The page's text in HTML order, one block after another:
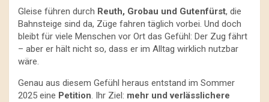
Gleise führen durch Reuth, Grobau und Gutenfürst, die
Bahnsteige sind da, Züge fahren täglich vorbei. Und doch
bleibt für viele Menschen vor Ort das Gefühl: Der Zug fährt
– aber er hält nicht so, dass er im Alltag wirklich nutzbar
wäre.
Genau aus diesem Gefühl heraus entstand im Sommer
2025 eine Petition. Ihr Ziel: mehr und verlässlichere